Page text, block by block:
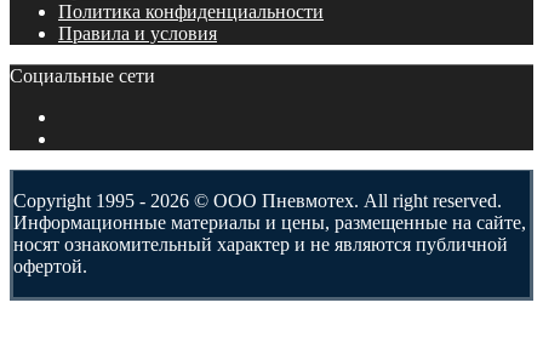
Политика конфиденциальности
Правила и условия
Социальные сети
Copyright 1995 - 2026 © ООО Пневмотех. All right reserved.
Информационные материалы и цены, размещенные на сайте,
носят ознакомительный характер и не являются публичной
офертой.